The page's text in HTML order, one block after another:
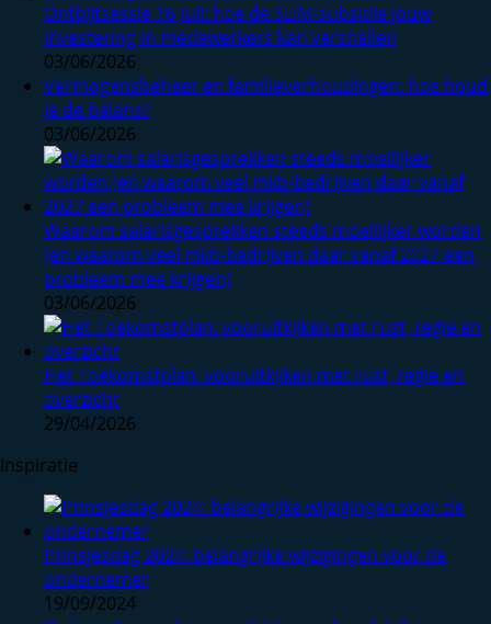
Ontbijtsessie 16 juli: hoe de SLIM-subsidie jouw
investering in medewerkers kan versnellen
03/06/2026
Vermogensbeheer en familieverhoudingen: hoe houd
je de balans?
03/06/2026
Waarom salarisgesprekken steeds moeilijker worden
(en waarom veel mkb-bedrijven daar vanaf 2027 een
probleem mee krijgen)
03/06/2026
Het Toekomstplan: vooruitkijken met rust, regie en
overzicht
29/04/2026
Inspiratie
Prinsjesdag 2024: belangrijke wijzigingen voor de
ondernemer
19/09/2024